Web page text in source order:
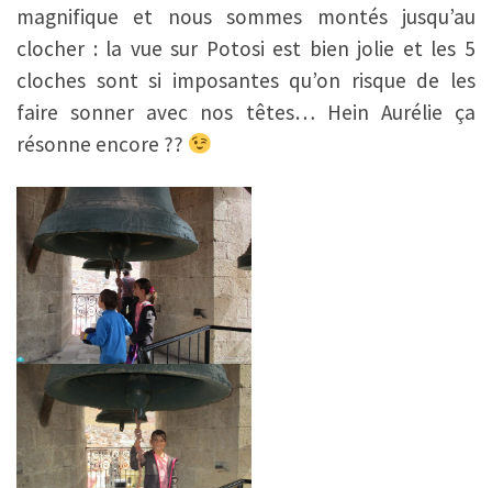
magnifique et nous sommes montés jusqu’au
clocher : la vue sur Potosi est bien jolie et les 5
cloches sont si imposantes qu’on risque de les
faire sonner avec nos têtes… Hein Aurélie ça
résonne encore ??